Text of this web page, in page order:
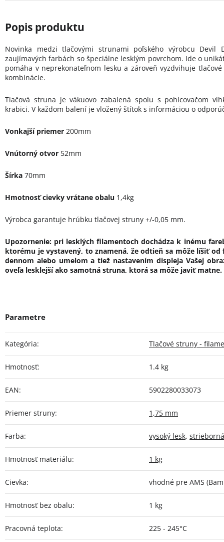
Novinka medzi tlačovými strunami poľského výrobcu Devil
zaujímavých farbách so špeciálne lesklým povrchom. Ide o
pomáha v neprekonateľnom lesku a zároveň vyzdvihuje
kombinácie.
Tlačová struna je vákuovo zabalená spolu s pohlcovačom
krabici. V každom balení je vložený štítok s informáciou o
Vonkajší priemer 200mm
Vnútorný otvor 52mm
Šírka 70mm
Hmotnosť cievky vrátane obalu 1,4kg
Výrobca garantuje hrúbku tlačovej struny +/-0,05 mm.
Upozornenie: pri lesklých filamentoch dochádza k inému
ktorému je vystavený, to znamená, že odtieň sa môže líšiť
dennom alebo umelom a tiež nastavením displeja Vašej
oveľa lesklejší ako samotná struna, ktorá sa môže javiť matne.
Kategória: Tlačové struny -
Hmotnosť: 1.4 kg
EAN: 5902280033073
Priemer struny: 1,75 mm
Farba: vysoký lesk, strieborná
Hmotnosť materiálu: 1 kg
Cievka: vhodné pre AMS
Hmotnosť bez obalu: 1 kg
Pracovná teplota: 225 - 245°C